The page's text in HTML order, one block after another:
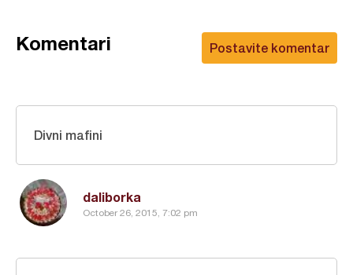
Postavite komentar
Komentari
daliborka
October 26, 2015, 7:02 pm
Divni mafini